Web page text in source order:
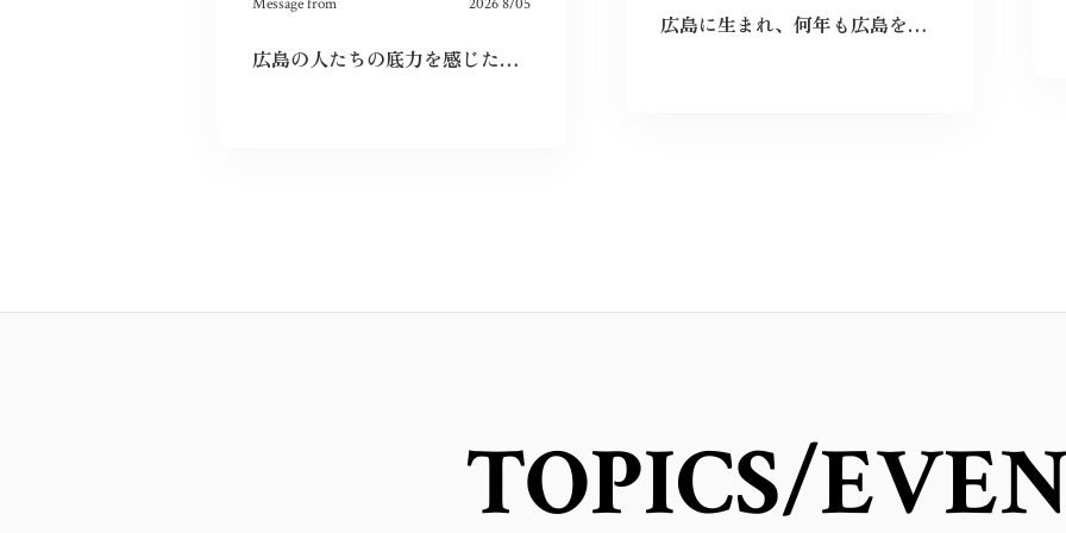
広島の人たちの底力を感じた。今私たちはそれを受け継ぐことができているのだろうか。平和とは何か、問い続けたい。
広島に生まれ、何年も広島を離れて過ごしたけれど、なぜか、常に広島に対する想いは持ち続けていた。
TOPICS/